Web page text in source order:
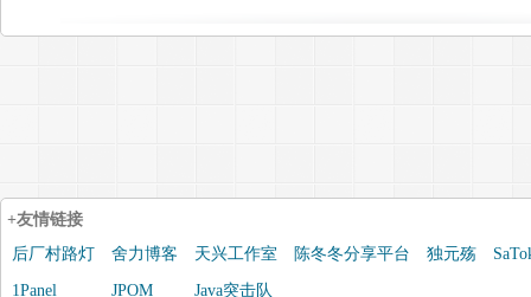
+友情链接
后厂村路灯
舍力博客 天兴工作室 陈冬冬分享平台 独元殇
1Panel JPOM Java突击队